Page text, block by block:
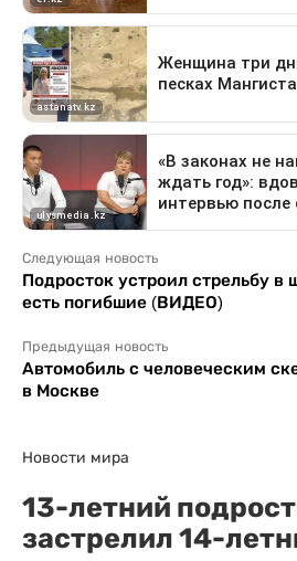
Следующая новость
Подросток устроил стрельбу в
есть погибшие (ВИДЕО)
Предыдущая новость
Автомобиль с человеческим
в Москве
Новости мира
13-летний
застрелил 14-